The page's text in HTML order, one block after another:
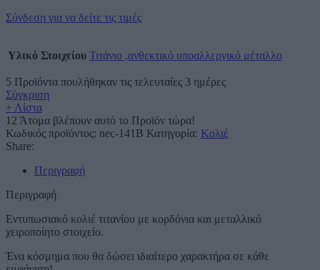
Σύνδεση για να δείτε τις τιμές
Υλικό Στοιχείου Τιτάνιο ,ανθεκτικό υποαλλεργικό μέταλλο
5 Προϊόντα πουλήθηκαν τις τελευταίες 3 ημέρες
Σύγκριση
+ Λίστα
12 Άτομα βλέπουν αυτό το Προϊόν τώρα!
Κωδικός προϊόντος: nec-141Β Κατηγορία: Κολιέ
Share:
Περιγραφή
Περιγραφή
Εντυπωσιακό κολιέ τιτανίου με κορδόνια και μεταλλικό
χειροποίητο στοιχείο.
Ένα κόσμημα που θα δώσει ιδιαίτερο χαρακτήρα σε κάθε